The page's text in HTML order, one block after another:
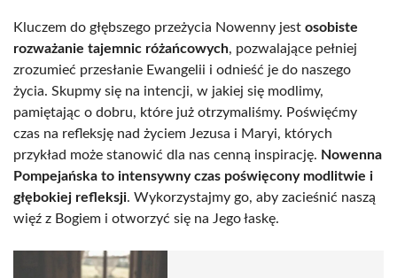
Kluczem do głębszego przeżycia Nowenny jest osobiste
rozważanie tajemnic różańcowych, pozwalające pełniej
zrozumieć przesłanie Ewangelii i odnieść je do naszego
życia. Skupmy się na intencji, w jakiej się modlimy,
pamiętając o dobru, które już otrzymaliśmy. Poświęćmy
czas na refleksję nad życiem Jezusa i Maryi, których
przykład może stanowić dla nas cenną inspirację. Nowenna
Pompejańska to intensywny czas poświęcony modlitwie i
głębokiej refleksji. Wykorzystajmy go, aby zacieśnić naszą
więź z Bogiem i otworzyć się na Jego łaskę.